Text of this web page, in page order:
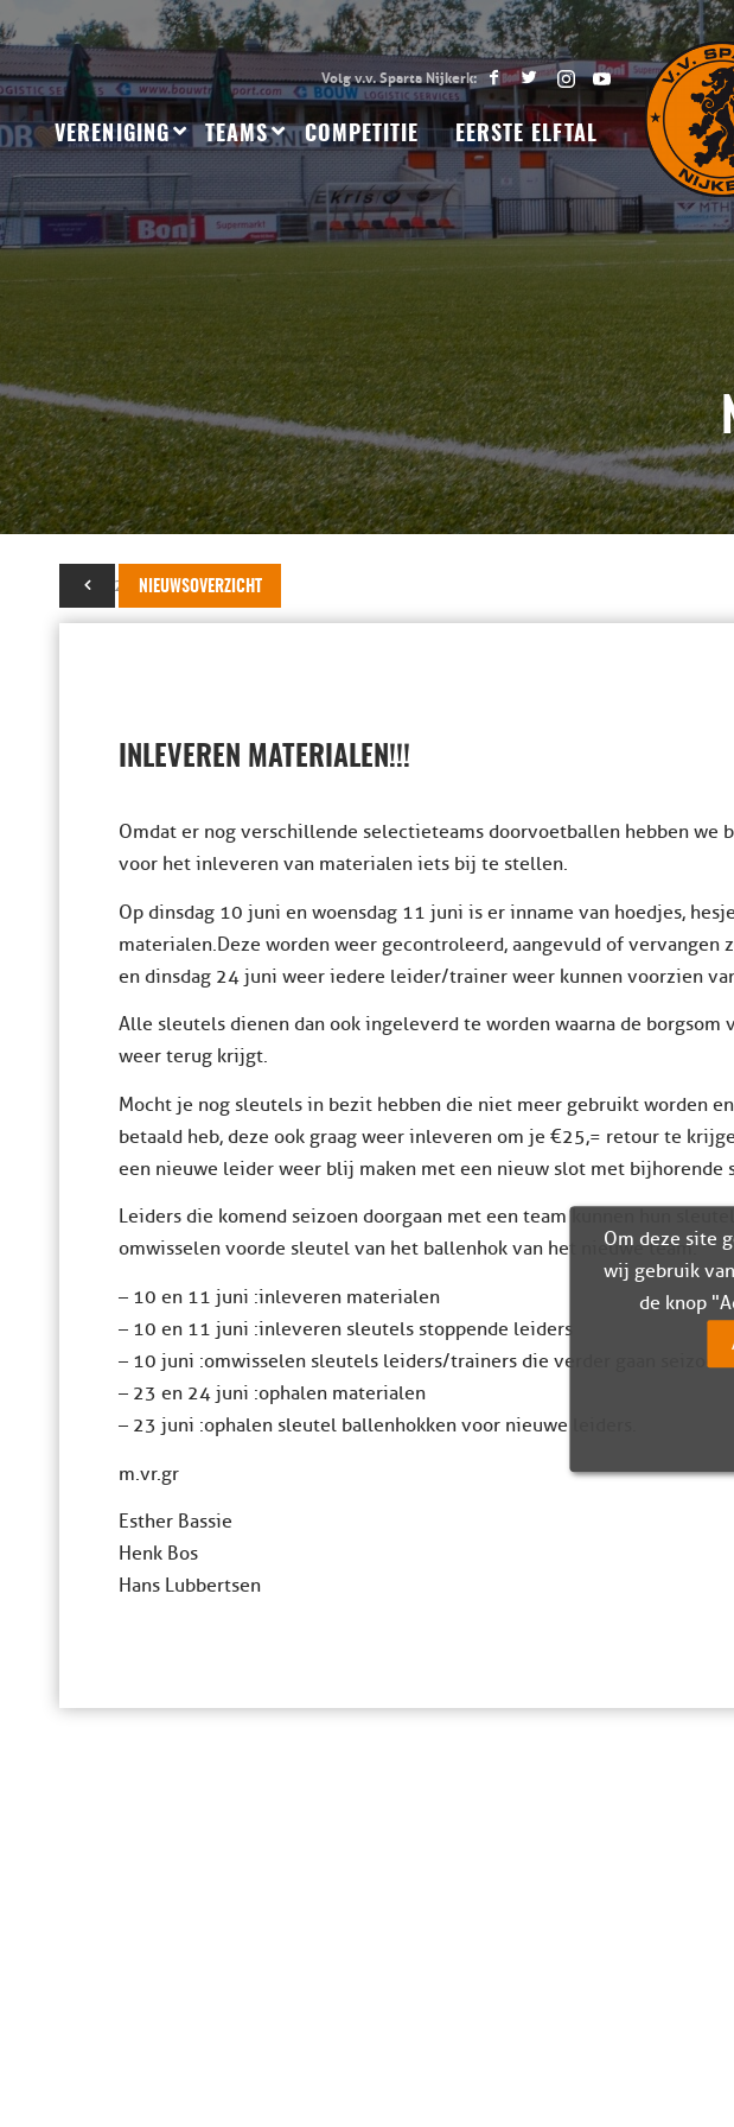
VERENIGING TEAMS COMPETITIE EERSTE ELFTAL
NIEUWSOVERZICHT
04 juni 2014
INLEVEREN MATERIALEN!!!
Omdat er nog verschillende selectieteams doorvoetballen hebben we
voor het inleveren van materialen iets bij te stellen.
Op dinsdag 10 juni en woensdag 11 juni is er inname van hoedjes,
materialen. Deze worden weer gecontroleerd, aangevuld of vervangen
en dinsdag 24 juni weer iedere leider/trainer weer kunnen voorzien
Alle sleutels dienen dan ook ingeleverd te worden waarna de borgsom
weer terug krijgt.
Mocht je nog sleutels in bezit hebben die niet meer gebruikt worden
betaald heb, deze ook graag weer inleveren om je €25,= retour te
een nieuwe leider weer blij maken met een nieuw slot met bijhorende
Leiders die komend seizoen doorgaan met een team kunnen hun
omwisselen voor de sleutel van het ballenhok van het nieuwe team.
– 10 en 11 juni :inleveren materialen
– 10 en 11 juni :inleveren sleutels stoppende leiders
– 10 juni :omwisselen sleutels leiders/trainers die verder gaan seizoen
– 23 en 24 juni :ophalen materialen
– 23 juni :ophalen sleutel ballenhokken voor nieuwe leiders.
m.vr.gr
Esther Bassie
Henk Bos
Hans Lubbertsen
Om deze site
wij gebruik van
de knop